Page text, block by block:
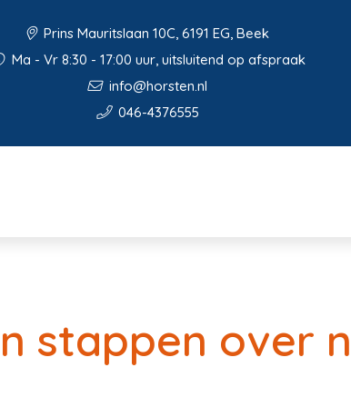
Prins Mauritslaan 10C, 6191 EG, Beek
Ma - Vr 8:30 - 17:00 uur, uitsluitend op afspraak
info@horsten.nl
046-4376555
stappen over